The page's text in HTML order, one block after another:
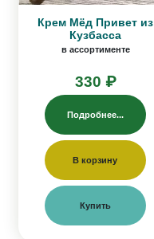
Крем Мёд Привет из
Кузбасса
в ассортименте
330 ₽
Подробнее...
В корзину
Купить